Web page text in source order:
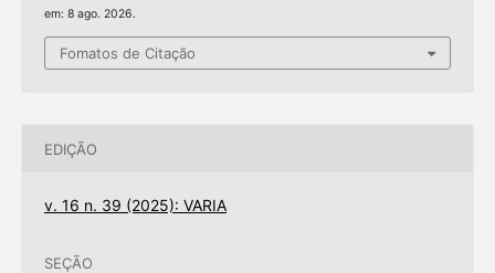
em: 8 ago. 2026.
Fomatos de Citação
EDIÇÃO
v. 16 n. 39 (2025): VARIA
SEÇÃO